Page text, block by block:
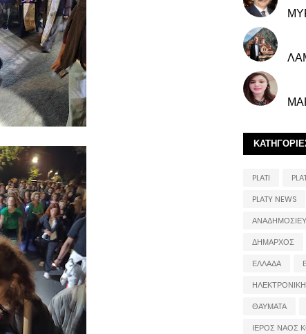
PLATI
PLATY NEWS
ΔΗΜΑΡΧΟΣ
ΕΛΛΑΔΑ
ΘΑΥΜΑΤΑ
ΙΕΡΟΣ ΝΑΟΣ